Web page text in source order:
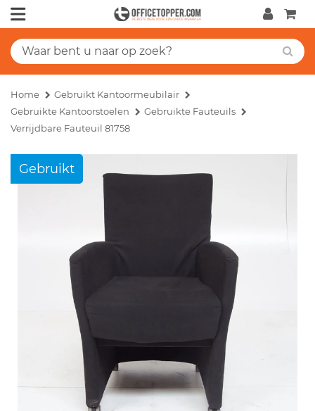
Home
Gebruikt Kantoormeubilair
Gebruikte Kantoorstoelen
Gebruikte Fauteuils
Verrijdbare Fauteuil 81758
Gebruikt